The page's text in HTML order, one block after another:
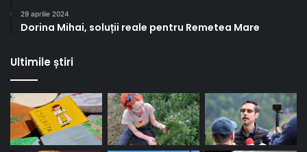
29 aprilie 2024
Dorina Mihai, soluții reale pentru Remetea Mare
Ultimile știri